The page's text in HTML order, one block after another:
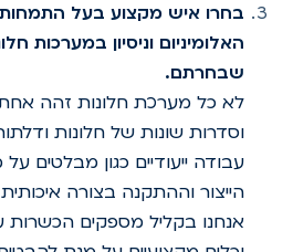
בחרו איש מקצוע בעל התמחות
האלומיניום וניסיון במערכות
שבחרתם.
לא כל מערכת חלונות זהה אחת
וסדרות שונות של חלונות
עבודה ייעודיים כגון מבלטים
הייצור וההתקנה בצורה איכותית
אנחנו בקליל מספקים הכשרות